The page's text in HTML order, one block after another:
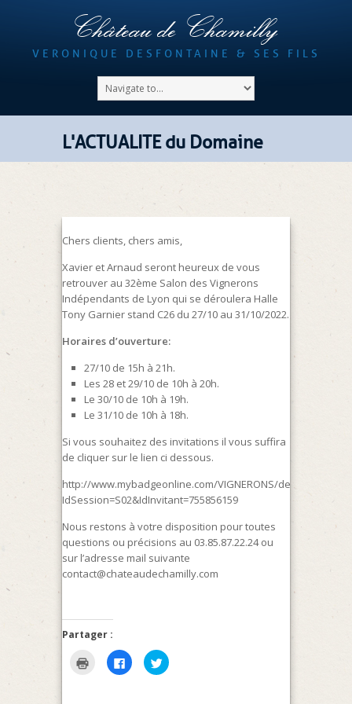
Château de Chamilly
VERONIQUE DESFONTAINE & SES FILS
L'ACTUALITE du Domaine
Chers clients, chers amis,
Xavier et Arnaud seront heureux de vous
retrouver au 32ème Salon des Vignerons
Indépendants de Lyon qui se déroulera Halle
Tony Garnier stand C26 du 27/10 au 31/10/2022.
Horaires d’ouverture:
27/10 de 15h à 21h.
Les 28 et 29/10 de 10h à 20h.
Le 30/10 de 10h à 19h.
Le 31/10 de 10h à 18h.
Si vous souhaitez des invitations il vous suffira
de cliquer sur le lien ci dessous.
http://www.mybadgeonline.com/VIGNERONS/default.aspx?
IdSession=S02&IdInvitant=755856159
Nous restons à votre disposition pour toutes
questions ou précisions au 03.85.87.22.24 ou
sur l’adresse mail suivante
contact@chateaudechamilly.com
Partager :
Cliquer
pour
imprimer(ouvre
Cliquez
pour
partager
Cliquez
pour